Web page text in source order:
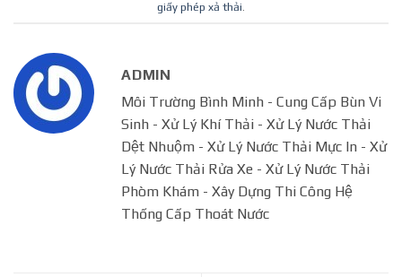
giấy phép xả thải
ADMIN
Môi Trường Bình Minh - Cung Cấp Bùn Vi
Sinh - Xử Lý Khí Thải - Xử Lý Nước Thải
Dệt Nhuộm - Xử Lý Nước Thải Mực In - Xử
Lý Nước Thải Rửa Xe - Xử Lý Nước Thải
Phòm Khám - Xây Dựng Thi Công Hệ
Thống Cấp Thoát Nước